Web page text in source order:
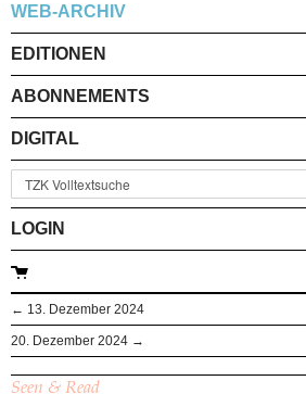
WEB-ARCHIV
EDITIONEN
ABONNEMENTS
DIGITAL
LOGIN
← 13. Dezember 2024
20. Dezember 2024 →
Seen & Read